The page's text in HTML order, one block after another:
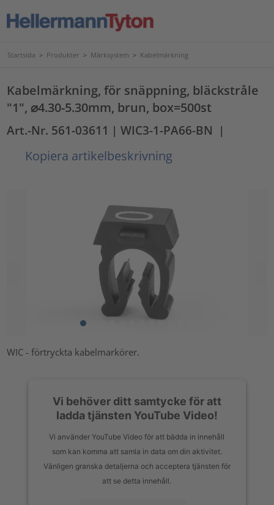
Startsida > Produkter > Märksystem > Kabelmärkning
Kabelmärkning, för snäppning, bläckstråle
"1", ⌀4.30-5.30mm, brun, box=500st
Art.-Nr. 561-03611 | WIC3-1-PA66-BN |
Kopiera artikelbeskrivning
WIC - förtryckta kabelmarkörer.
Vi behöver ditt samtycke för att
ladda tjänsten YouTube Video!
Vi använder YouTube Video för att bädda in innehåll
som kan komma att samla in data om din aktivitet.
Vänligen granska detaljerna och acceptera tjänsten för
att se detta innehåll.